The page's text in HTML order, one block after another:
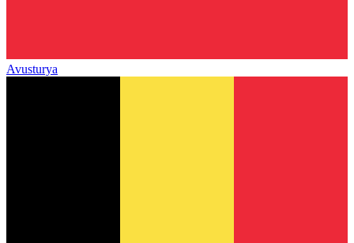
Avusturya